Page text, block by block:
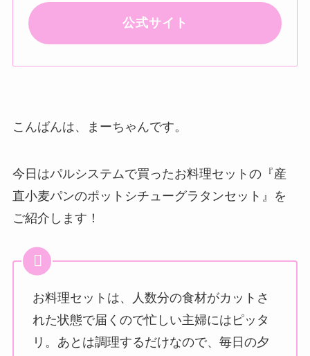
公式サイト
こんばんは、まーちゃんです。
今日はパルシステムで買ったお料理セットの『産
直小麦パンのポットシチューグラタンセット』を
ご紹介します！
お料理セットは、人数分の食材がカットさ
れた状態で届くので忙しい主婦にはピッタ
リ。あとは調理するだけなので、毎日の夕